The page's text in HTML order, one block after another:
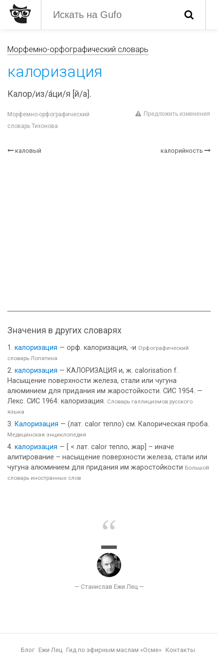
Морфемно-орфографический словарь
калоризация
Калор/из/а́ци/я [й/а].
Морфемно-орфографический
словарь Тихонова
Предложить изменения
каловый калорийность
Значения в других словарях
калоризация — орф. калоризация, -и Орфографический
словарь Лопатина
калоризация — КАЛОРИЗАЦИЯ и, ж. calorisation f.
Насыщение поверхности железа, стали или чугуна
алюминием для придания им жаростойкости. СИС 1954. —
Лекс. СИС 1964: калоризация. Словарь галлицизмов русского
языка
Калоризация — (лат. calor тепло) см. Калорическая проба.
Медицинская энциклопедия
калоризация — [ < лат. calor тепло, жар] – иначе
алитирование – насыщение поверхности железа, стали или
чугуна алюминием для придания им жаростойкости Большой
словарь иностранных слов
Блог Ежи Лец Гид по эфирным маслам «Осме» Контакты